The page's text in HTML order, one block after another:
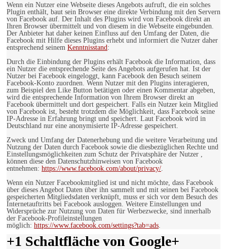
Wenn ein Nutzer eine Webseite dieses Angebots aufruft, die ein solches
Plugin enthält, baut sein Browser eine direkte Verbindung mit den Servern
von Facebook auf. Der Inhalt des Plugins wird von Facebook direkt an
Ihren Browser übermittelt und von diesem in die Webseite eingebunden.
Der Anbieter hat daher keinen Einfluss auf den Umfang der Daten, die
Facebook mit Hilfe dieses Plugins erhebt und informiert die Nutzer daher
entsprechend seinem Kenntnisstand :
Durch die Einbindung der Plugins erhält Facebook die Information, dass
ein Nutzer die entsprechende Seite des Angebots aufgerufen hat. Ist der
Nutzer bei Facebook eingeloggt, kann Facebook den Besuch seinem
Facebook-Konto zuordnen. Wenn Nutzer mit den Plugins interagieren,
zum Beispiel den Like Button betätigen oder einen Kommentar abgeben,
wird die entsprechende Information von Ihrem Browser direkt an
Facebook übermittelt und dort gespeichert. Falls ein Nutzer kein Mitglied
von Facebook ist, besteht trotzdem die Möglichkeit, dass Facebook seine
IP-Adresse in Erfahrung bringt und speichert. Laut Facebook wird in
Deutschland nur eine anonymisierte IP-Adresse gespeichert.
Zweck und Umfang der Datenerhebung und die weitere Verarbeitung und
Nutzung der Daten durch Facebook sowie die diesbezüglichen Rechte und
Einstellungsmöglichkeiten zum Schutz der Privatsphäre der Nutzer ,
können diese den Datenschutzhinweisen von Facebook
entnehmen: https://www.facebook.com/about/privacy/
Wenn ein Nutzer Facebookmitglied ist und nicht möchte, dass Facebook
über dieses Angebot Daten über ihn sammelt und mit seinen bei Facebook
gespeicherten Mitgliedsdaten verknüpft, muss er sich vor dem Besuch des
Internetauftritts bei Facebook ausloggen. Weitere Einstellungen und
Widersprüche zur Nutzung von Daten für Werbezwecke, sind innerhalb
der Facebook-Profileinstellungen
möglich: https://www.facebook.com/settings?tab=ads
+1 Schaltfläche von Google+